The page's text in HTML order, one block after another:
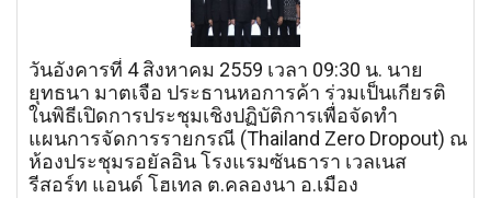
วันอังคารที่ 4 สิงหาคม 2559 เวลา 09:30 น. นาย
ยุทธนา มาตเจือ ประธานหอการค้า ร่วมเป็นเกียรติ
ในพิธีเปิดการประชุมเชิงปฏิบัติการเพื่อจัดทำ
แผนการจัดการรายกรณี (Thailand Zero Dropout) ณ
ห้องประชุมรอยัลอิน โรงแรมซันธารา เวลเนส
รีสอร์ท แอนด์ โฮเทล ต.คลองนา อ.เมือง